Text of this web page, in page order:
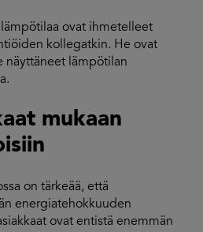
ovat ihmetelleet
kollegatkin. He ovat
näyttäneet lämpötilan
mukaan
on tärkeää, että
energiatehokkuuden
ovat entistä enemmän